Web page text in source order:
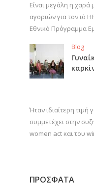
Είναι μεγάλη η
αγοριών για τον ιό
Εθνικό Πρόγραμμα
Blog
Ήταν ιδιαίτερη τιμή
συμμετέχει στην
women act και του
ΠΡΟΣΦΑΤΑ